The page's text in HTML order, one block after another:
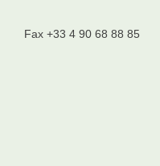
4 90 68 88 85